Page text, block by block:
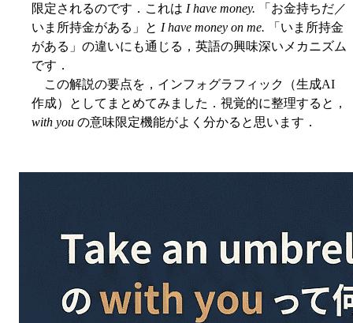
限定されるのです．これは I have money. 「お金持ちだ／
いま所持金がある」と I have money on me. 「いま所持金
がある」の違いにも通じる，英語の興味深いメカニズム
です．
この解説の要点を，インフォグラフィック（生成AI
作成）としてまとめてみました．視覚的に整理すると，
with you の意味限定機能がよく分かると思います．